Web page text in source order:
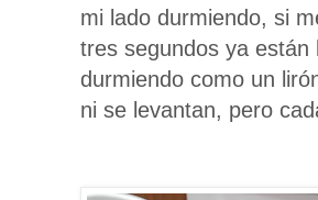
mi lado durmiendo, si
tres segundos ya
durmiendo como un
ni se levantan, pero